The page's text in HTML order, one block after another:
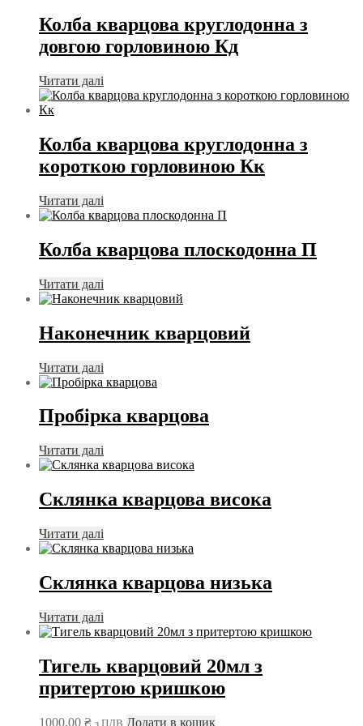
Колба кварцова круглодонна з
довгою горловиною Кд
Читати далі
Колба кварцова круглодонна з
короткою горловиною Кк
Читати далі
Колба кварцова плоскодонна П
Читати далі
Наконечник кварцовий
Читати далі
Пробірка кварцова
Читати далі
Склянка кварцова висока
Читати далі
Склянка кварцова низька
Читати далі
Тигель кварцовий 20мл з
притертою кришкою
1000,00 ₴ з ПДВ Додати в кошик